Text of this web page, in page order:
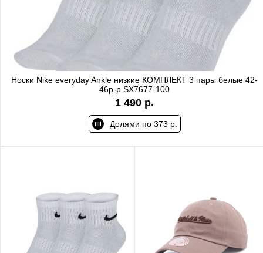
Носки Nike everyday Ankle низкие КОМПЛЕКТ 3 пары белые 42-
46р-р.SX7677-100
1 490 р.
Долями по 373 р.